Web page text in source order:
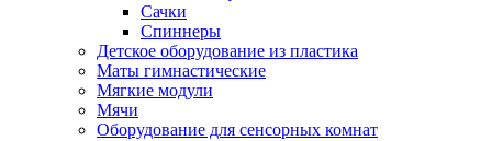
Сачки
Спиннеры
Детское оборудование из пластика
Маты гимнастические
Мягкие модули
Мячи
Оборудование для сенсорных комнат